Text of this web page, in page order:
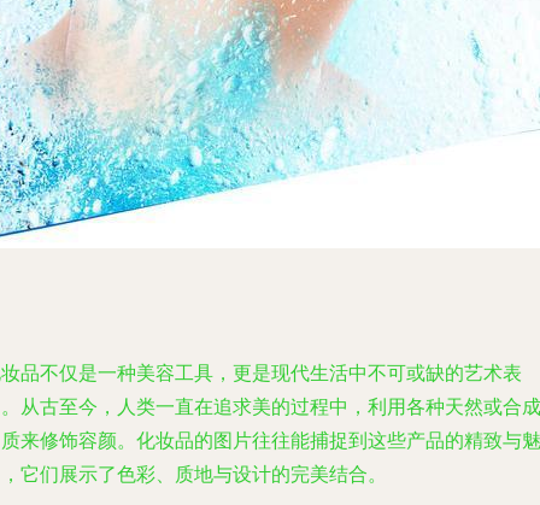
品不仅是一种美容工具，更是现代生活中不可或缺的艺术表
从古至今，人类一直在追求美的过程中，利用各种天然或合成
来修饰容颜。化妆品的图片往往能捕捉到这些产品的精致与魅
它们展示了色彩、质地与设计的完美结合。